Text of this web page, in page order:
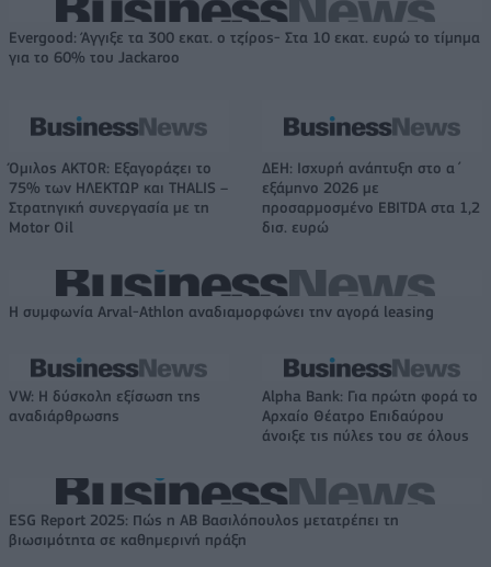
Evergood: Άγγιξε τα 300 εκατ. ο τζίρος- Στα 10 εκατ. ευρώ το τίμημα
για το 60% του Jackaroo
Όμιλος AKTOR: Εξαγοράζει το
75% των ΗΛΕΚΤΩΡ και THALIS –
Στρατηγική συνεργασία με τη
Motor Oil
ΔΕΗ: Ισχυρή ανάπτυξη στο α΄
εξάμηνο 2026 με
προσαρμοσμένο EBITDA στα 1,2
δισ. ευρώ
Η συμφωνία Arval-Athlon αναδιαμορφώνει την αγορά leasing
VW: Η δύσκολη εξίσωση της
αναδιάρθρωσης
Alpha Bank: Για πρώτη φορά το
Αρχαίο Θέατρο Επιδαύρου
άνοιξε τις πύλες του σε όλους
ESG Report 2025: Πώς η ΑΒ Βασιλόπουλος μετατρέπει τη
βιωσιμότητα σε καθημερινή πράξη